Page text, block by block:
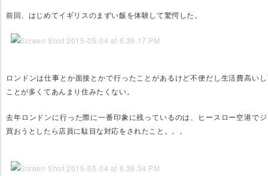
前回、はじめてイギリスのまずい飯を体験して驚愕した。
ロンドンは仕事とか面接とかで行ったことがあるけど不便だし生活費高い
ことが多くてあんまり住みたくない。
去年ロンドンに行った際に一番印象に残っているのは、ヒースロー空港で
買おうとしたら店員に駄目な対応をされたこと。。。